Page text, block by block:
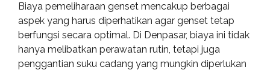
Biaya pemeliharaan genset mencakup berbagai
aspek yang harus diperhatikan agar genset tetap
berfungsi secara optimal. Di Denpasar, biaya ini tidak
hanya melibatkan perawatan rutin, tetapi juga
penggantian suku cadang yang mungkin diperlukan